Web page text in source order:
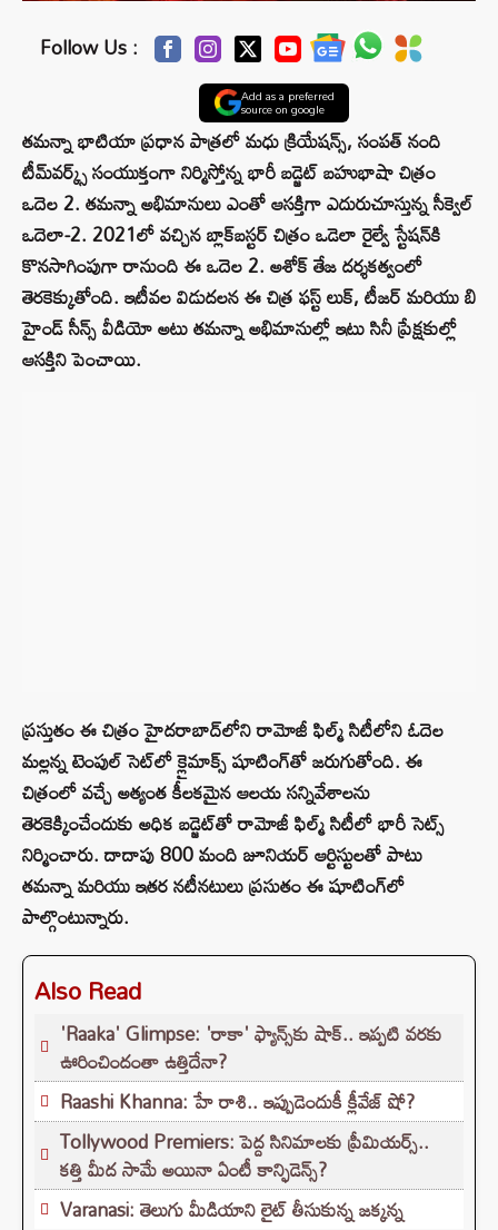
Follow Us :
Add as a preferred
source on google
తమన్నా భాటియా ప్రధాన పాత్రలో మధు క్రియేషన్స్, సంపత్ నంది
టీమ్‌వర్క్స్ సంయుక్తంగా నిర్మిస్తోన్న భారీ బడ్జెట్ బహుభాషా చిత్రం
ఒదెల 2. తమన్నా అభిమానులు ఎంతో ఆసక్తిగా ఎదురుచూస్తున్న సీక్వెల్
ఒదెలా-2. 2021లో వచ్చిన బ్లాక్‌బస్టర్ చిత్రం ఒడెలా రైల్వే స్టేషన్‌కి
కొనసాగింపుగా రానుంది ఈ ఒదెల 2. అశోక్ తేజ దర్శకత్వంలో
తెరకెక్కుతోంది. ఇటీవల విడుదలన ఈ చిత్ర ఫస్ట్ లుక్, టీజర్ మరియు బి
హైండ్ సీన్స్ వీడియో అటు తమన్నా అభిమానుల్లో ఇటు సినీ ప్రేక్షకుల్లో
ఆసక్తిని పెంచాయి.
ప్రస్తుతం ఈ చిత్రం హైదరాబాద్‌లోని రామోజీ ఫిల్మ్ సిటీలోని ఓదెల
మల్లన్న టెంపుల్ సెట్‌లో క్లైమాక్స్ షూటింగ్‌తో జరుగుతోంది. ఈ
చిత్రంలో వచ్చే అత్యంత కీలకమైన ఆలయ సన్నివేశాలను
తెరకెక్కించేందుకు అధిక బడ్జెట్‌తో రామోజీ ఫిల్మ్ సిటీలో భారీ సెట్స్
నిర్మించారు. దాదాపు 800 మంది జూనియర్ ఆర్టిస్టులతో పాటు
తమన్నా మరియు ఇతర నటీనటులు ప్రసుతం ఈ షూటింగ్‌లో
పాల్గొంటున్నారు.
Also Read
'Raaka' Glimpse: 'రాకా' ఫ్యాన్స్‌కు షాక్.. ఇప్పటి వరకు
ఊరించిందంతా ఉత్తిదేనా?
Raashi Khanna: హే రాశి.. ఇప్పుడెందుకీ క్లీవేజ్ షో?
Tollywood Premiers: పెద్ద సినిమాలకు ప్రీమియర్స్..
కత్తి మీద సామే అయినా ఏంటీ కాన్ఫిడెన్స్?
Varanasi: తెలుగు మీడియాని లైట్ తీసుకున్న జక్కన్న